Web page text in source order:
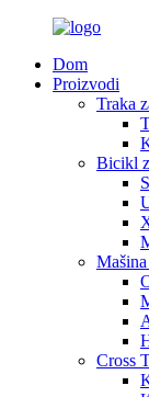
Dom
Proizvodi
Traka
Bicikl
Cross